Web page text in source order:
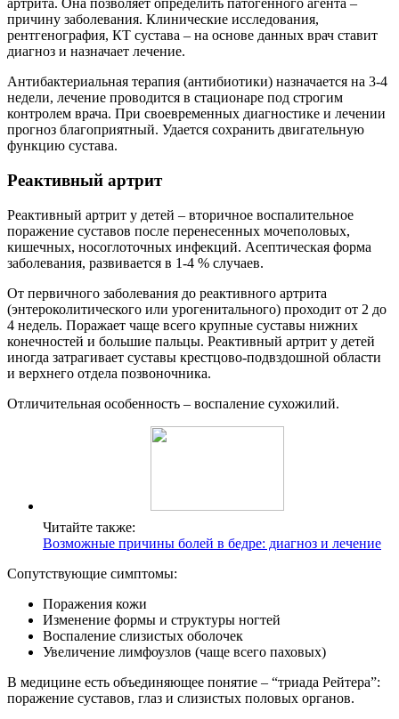
артрита. Она позволяет определить патогенного агента –
причину заболевания. Клинические исследования,
рентгенография, КТ сустава – на основе данных врач ставит
диагноз и назначает лечение.
Антибактериальная терапия (антибиотики) назначается на 3-4
недели, лечение проводится в стационаре под строгим
контролем врача. При своевременных диагностике и лечении
прогноз благоприятный. Удается сохранить двигательную
функцию сустава.
Реактивный артрит
Реактивный артрит у детей – вторичное воспалительное
поражение суставов после перенесенных мочеполовых,
кишечных, носоглоточных инфекций. Асептическая форма
заболевания, развивается в 1-4 % случаев.
От первичного заболевания до реактивного артрита
(энтероколитического или урогенитального) проходит от 2 до
4 недель. Поражает чаще всего крупные суставы нижних
конечностей и большие пальцы. Реактивный артрит у детей
иногда затрагивает суставы крестцово-подвздошной области
и верхнего отдела позвоночника.
Отличительная особенность – воспаление сухожилий.
Читайте также:
Возможные причины болей в бедре: диагноз и лечение
Сопутствующие симптомы:
Поражения кожи
Изменение формы и структуры ногтей
Воспаление слизистых оболочек
Увеличение лимфоузлов (чаще всего паховых)
В медицине есть объединяющее понятие – “триада Рейтера”:
поражение суставов, глаз и слизистых половых органов.